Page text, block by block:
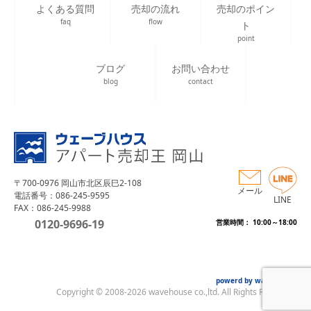
よくある質問
faq
売却の流れ
flow
売却のポイン
ト
point
ブログ
blog
お問い合わせ
contact
〒700-0976 岡山市北区辰巳2-108
電話番号：086-245-9595
FAX：086-245-9988
0120-9696-19 営業時間： 10:00～18:00
メール
LINE
powerd by wave house
Copyright © 2008-2026 wavehouse co.,ltd. All Rights Reserved.